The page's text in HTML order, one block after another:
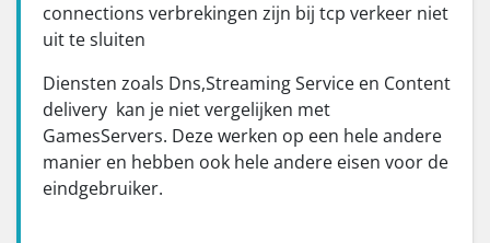
connections verbrekingen zijn bij tcp verkeer niet
uit te sluiten
Diensten zoals Dns,Streaming Service en Content
delivery kan je niet vergelijken met
GamesServers. Deze werken op een hele andere
manier en hebben ook hele andere eisen voor de
eindgebruiker.